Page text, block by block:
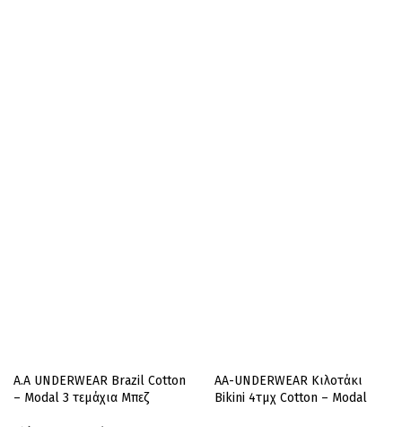
A.A UNDERWEAR Brazil Cotton
– Modal 3 τεμάχια Μπεζ
AA-UNDERWEAR Κιλοτάκι
Bikini 4τμχ Cotton – Modal